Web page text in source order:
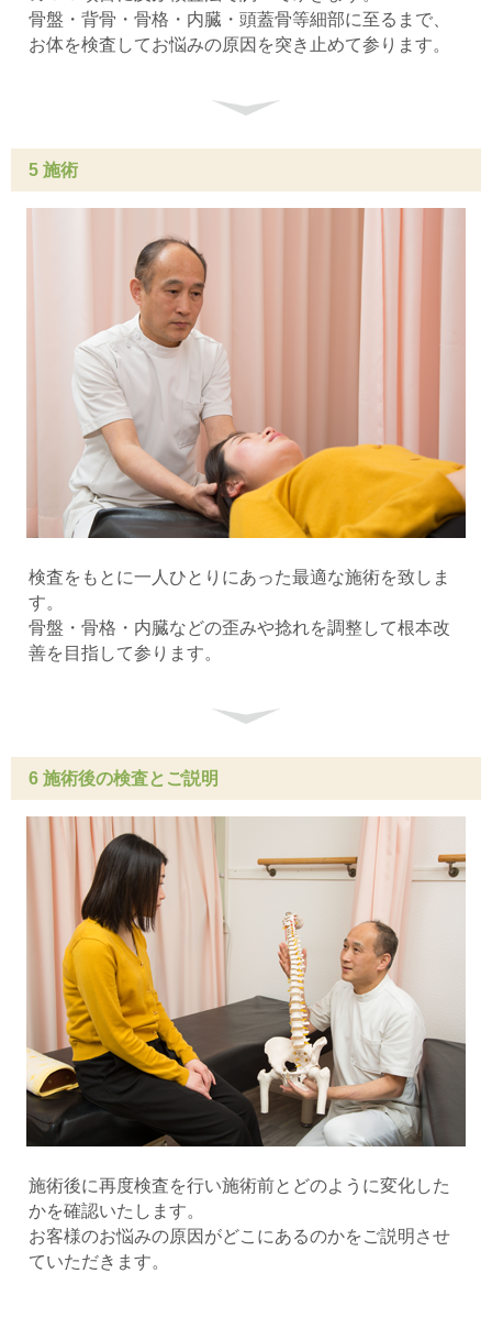
骨盤・背骨・骨格・内臓・頭蓋骨等細部に至るまで、
お体を検査してお悩みの原因を突き止めて参ります。
5 施術
検査をもとに一人ひとりにあった最適な施術を致しま
す。
骨盤・骨格・内臓などの歪みや捻れを調整して根本改
善を目指して参ります。
6 施術後の検査とご説明
施術後に再度検査を行い施術前とどのように変化した
かを確認いたします。
お客様のお悩みの原因がどこにあるのかをご説明させ
ていただきます。